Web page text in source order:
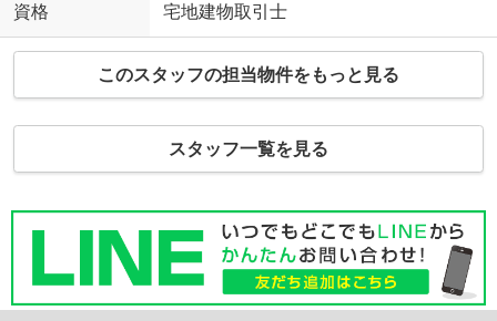
資格 宅地建物取引士
このスタッフの担当物件をもっと見る
スタッフ一覧を見る